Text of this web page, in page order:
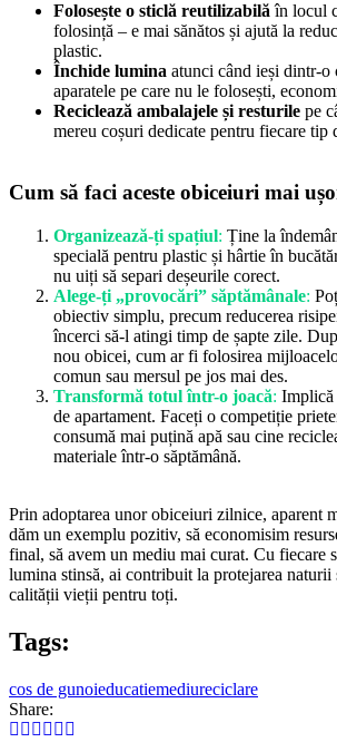
Folosește o sticlă reutilizabilă în locul
folosință – e mai sănătos și ajută la
plastic.
Închide lumina atunci când ieși dintr-o
aparatele pe care nu le folosești,
Reciclează ambalajele și resturile pe
mereu coșuri dedicate pentru fiecare tip
Cum să faci aceste obiceiuri mai
Organizează-ți spațiul: Ține la
specială pentru plastic și hârtie în
nu uiți să separi deșeurile corect.
Alege-ți „provocări” săptămânale:
obiectiv simplu, precum reducerea
încerci să-l atingi timp de șapte zile.
nou obicei, cum ar fi folosirea
comun sau mersul pe jos mai des.
Transformă totul într-o joacă: Implică
de apartament. Faceți o competiție
consumă mai puțină apă sau cine
materiale într-o săptămână.
Prin adoptarea unor obiceiuri zilnice, aparent
dăm un exemplu pozitiv, să economisim
final, să avem un mediu mai curat. Cu fiecare
lumina stinsă, ai contribuit la protejarea naturii
calității vieții pentru toți.
Tags:
cos de gunoieducatiemediureciclare
Share: